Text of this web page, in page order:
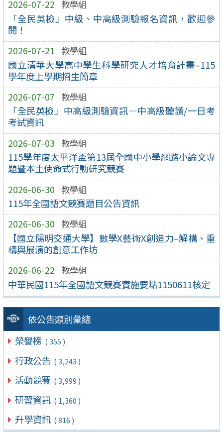
2026-07-22 教學組
「全民英檢」中級、中高級測驗報名資訊，歡迎參
閱！
2026-07-21 教學組
國立清華大學高中學生科學研究人才培育計畫–115
學年度上學期招生簡章
2026-07-07 教學組
「全民英檢」中高級測驗資訊—中高級聽讀/一日考
考試資訊
2026-07-03 教學組
115學年度太平洋盃第13屆全國中小學網路小論文專
題暨本土使命式行動研究競賽
2026-06-30 教學組
115年全國語文競賽題目公告資訊
2026-06-30 教學組
【國立陽明交通大學】數學X藝術X創造力–解構、重
構與展演的創意工作坊
2026-06-22 教學組
中華民國115年全國語文競賽實施要點1150611核定
依公告類別彙總
榮譽榜 ( 355 )
行政公告 ( 3,243 )
活動競賽 ( 3,999 )
研習資訊 ( 1,360 )
升學資訊 ( 816 )